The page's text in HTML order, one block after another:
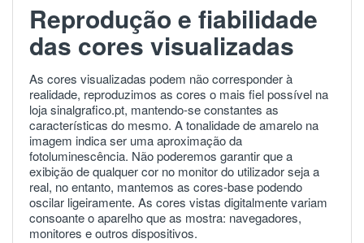
Reprodução e fiabilidade
das cores visualizadas
As cores visualizadas podem não corresponder à
realidade, reproduzimos as cores o mais fiel possível na
loja sinalgrafico.pt, mantendo-se constantes as
características do mesmo. A tonalidade de amarelo na
imagem indica ser uma aproximação da
fotoluminescência. Não poderemos garantir que a
exibição de qualquer cor no monitor do utilizador seja a
real, no entanto, mantemos as cores-base podendo
oscilar ligeiramente. As cores vistas digitalmente variam
consoante o aparelho que as mostra: navegadores,
monitores e outros dispositivos.